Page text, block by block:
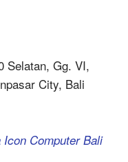
Selatan, Gg. VI,
City, Bali
Computer Bali